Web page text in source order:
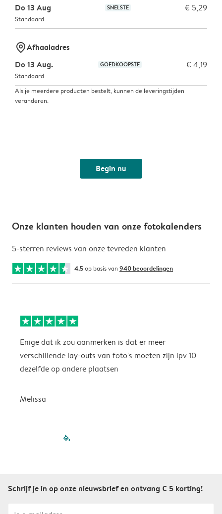
Do 13 Aug SNELSTE € 5,29
Standaard
marker-pinAfhaaladres
Do 13 Aug.
GOEDKOOPSTE € 4,19
Standaard
Als je meerdere producten bestelt, kunnen de leveringstijden
veranderen.
Begin nu
Onze klanten houden van onze fotokalenders
5-sterren reviews van onze tevreden klanten
4.5op basis van 940 beoordelingen
Enige dat ik zou aanmerken is dat er meer
verschillende lay-outs van foto's moeten zijn ipv 10
dezelfde op andere plaatsen
Melissa
filled-pagination
Schrijf je in op onze nieuwsbrief en ontvang € 5 korting!